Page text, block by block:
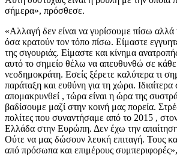
σήμερα», πρόσθεσε.
«Αλλαγή δεν είναι να γυρίσουμε πίσω
όσα κρατούν τον τόπο πίσω. Είμαστε
της σιγουριάς. Είμαστε και κίνημα
αυτό το σημείο θέλω να απευθυνθώ σε
νεοδημοκράτη. Εσείς ξέρετε καλύτερα τι
παράταξη και ευθύνη για τη χώρα.
απομακρυνθεί , τώρα είναι η ώρα της
βαδίσουμε μαζί στην κοινή μας πορεία.
πολίτες που συναντήσαμε από το 2015 ,
Ελλάδα στην Ευρώπη. Δεν έχω την
Ούτε να μας δώσουν λευκή επιταγή. Τους
από πρόσωπα και επιμέρους